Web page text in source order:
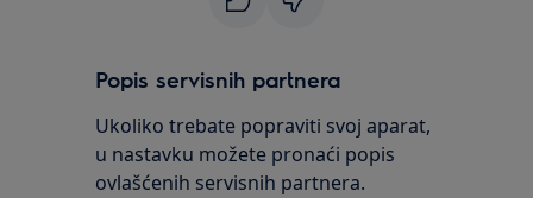
Popis servisnih partnera
Ukoliko trebate popraviti svoj aparat,
u nastavku možete pronaći popis
ovlašćenih servisnih partnera.